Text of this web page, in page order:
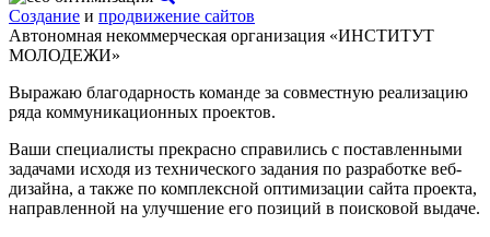
Создание и продвижение сайтов
Автономная некоммерческая организация «ИНСТИТУТ
МОЛОДЕЖИ»
Выражаю благодарность команде за совместную реализацию
ряда коммуникационных проектов.
Ваши специалисты прекрасно справились с поставленными
задачами исходя из технического задания по разработке веб-
дизайна, а также по комплексной оптимизации сайта проекта,
направленной на улучшение его позиций в поисковой выдаче.